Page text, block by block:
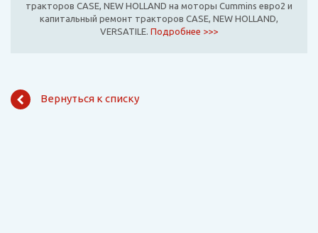
тракторов CASE, NEW HOLLAND на моторы Cummins евро2 и
капитальный ремонт тракторов CASE, NEW HOLLAND,
VERSATILE. Подробнее >>>
Вернуться к списку